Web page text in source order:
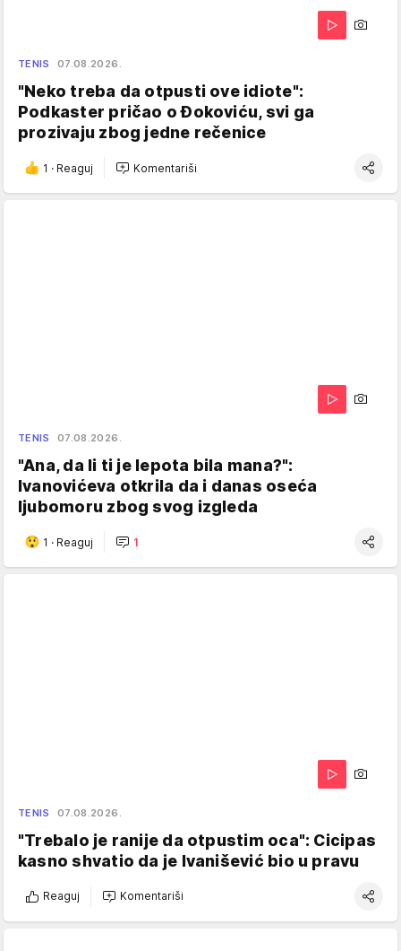
TENIS 07.08.2026.
"Neko treba da otpusti ove idiote":
Podkaster pričao o Đokoviću, svi ga
prozivaju zbog jedne rečenice
1 · Reaguj Komentariši
TENIS 07.08.2026.
"Ana, da li ti je lepota bila mana?":
Ivanovićeva otkrila da i danas oseća
ljubomoru zbog svog izgleda
1 · Reaguj 1
TENIS 07.08.2026.
"Trebalo je ranije da otpustim oca": Cicipas
kasno shvatio da je Ivanišević bio u pravu
Reaguj Komentariši